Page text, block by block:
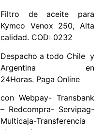
Filtro de aceite para
Kymco Venox 250, Alta
calidad. COD: 0232
Despacho a todo Chile y
Argentina en
24Horas. Paga Online
con Webpay- Transbank
– Redcompra- Servipag-
Multicaja-Transferencia